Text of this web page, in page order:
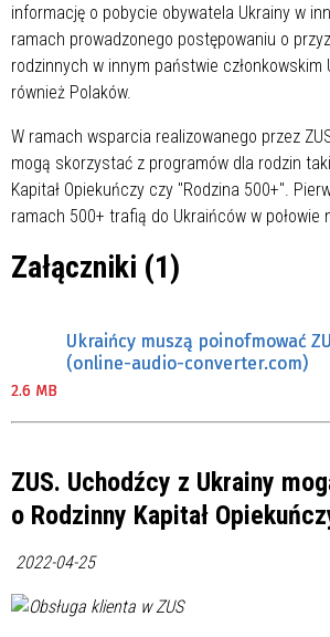
informację o pobycie obywatela Ukrainy w
ramach prowadzonego postępowaniu o
rodzinnych w innym państwie członkowskim
również Polaków.
W ramach wsparcia realizowanego przez
mogą skorzystać z programów dla rodzin
Kapitał Opiekuńczy czy "Rodzina 500+".
ramach 500+ trafią do Ukraińców w połowie
Załączniki (1)
Ukraińcy muszą poinofmować
(online-audio-converter.com)
2.6 MB
ZUS. Uchodźcy z Ukrainy
o Rodzinny Kapitał
2022-04-25